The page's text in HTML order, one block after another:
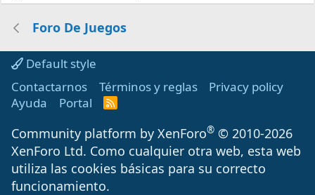
Foro De Juegos
Default style
Contactarnos
Términos y reglas
Privacy policy
Ayuda
Portal
R
S
Community platform by XenForo® © 2010-2026
XenForo Ltd. Como cualquier otra web, esta web
utiliza las cookies básicas para su correcto
funcionamiento.